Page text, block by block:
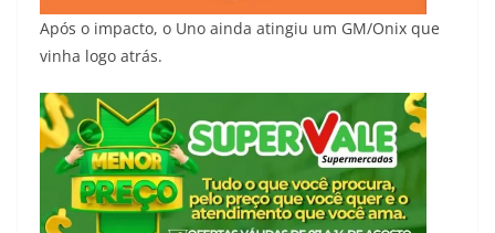
Após o impacto, o Uno ainda atingiu um GM/Onix que
vinha logo atrás.